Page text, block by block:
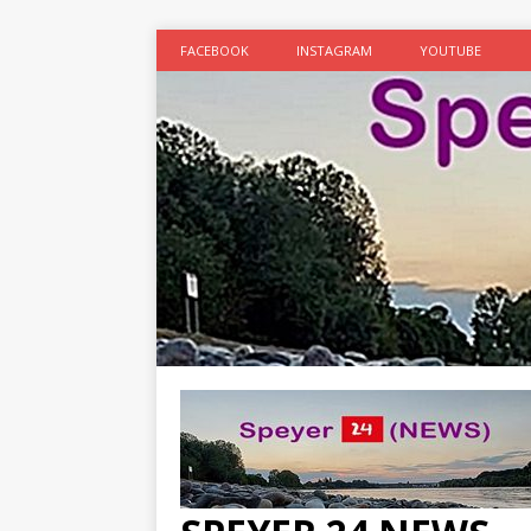
FACEBOOK INSTAGRAM YOUTUBE